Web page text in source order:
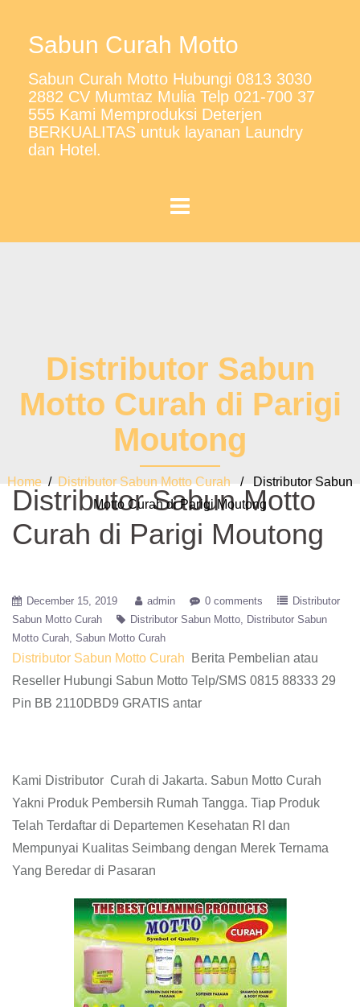
Sabun Curah Motto
Sabun Curah Motto Hubungi 0813 3030
2882 CV Mumtaz Mulia Telp 021-700 37
555 Kami Memproduksi Deterjen
BERKUALITAS untuk layanan Laundry
dan Hotel.
Distributor Sabun
Motto Curah di Parigi
Moutong
Home / Distributor Sabun Motto Curah / Distributor Sabun
Motto Curah di Parigi Moutong
Distributor Sabun Motto
Curah di Parigi Moutong
December 15, 2019 admin 0 comments
Distributor
Sabun Motto Curah
Distributor Sabun Motto
Distributor Sabun
Motto Curah Sabun Motto Curah
Distributor Sabun Motto Curah
Berita Pembelian atau
Reseller Hubungi Sabun Motto Telp/SMS 0815 88333 29
Pin BB 2110DBD9 GRATIS antar
Kami Distributor Curah di Jakarta. Sabun Motto Curah
Yakni Produk Pembersih Rumah Tangga. Tiap Produk
Telah Terdaftar di Departemen Kesehatan RI dan
Mempunyai Kualitas Seimbang dengan Merek Ternama
Yang Beredar di Pasaran